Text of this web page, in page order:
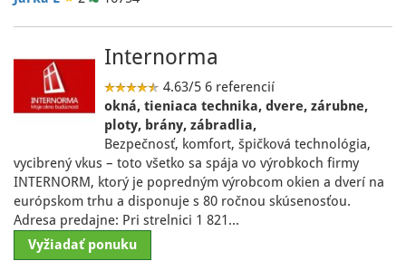
Internorma
4.63/5 6 referencií
okná, tieniaca technika, dvere, zárubne,
ploty, brány, zábradlia,
Bezpečnosť, komfort, špičková technológia,
vycibrený vkus – toto všetko sa spája vo výrobkoch firmy
INTERNORM, ktorý je popredným výrobcom okien a dverí na
európskom trhu a disponuje s 80 ročnou skúsenosťou.
Adresa predajne: Pri strelnici 1 821…
Vyžiadať ponuku